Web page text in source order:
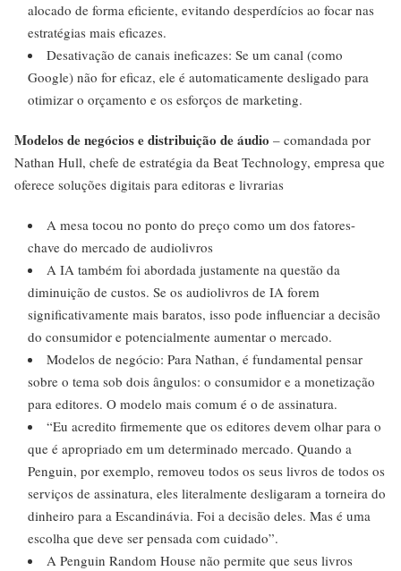
alocado de forma eficiente, evitando desperdícios ao focar nas
estratégias mais eficazes.
Desativação de canais ineficazes: Se um canal (como
Google) não for eficaz, ele é automaticamente desligado para
otimizar o orçamento e os esforços de marketing.
Modelos de negócios e distribuição de áudio – comandada por
Nathan Hull, chefe de estratégia da Beat Technology, empresa que
oferece soluções digitais para editoras e livrarias
A mesa tocou no ponto do preço como um dos fatores-
chave do mercado de audiolivros
A IA também foi abordada justamente na questão da
diminuição de custos. Se os audiolivros de IA forem
significativamente mais baratos, isso pode influenciar a decisão
do consumidor e potencialmente aumentar o mercado.
Modelos de negócio: Para Nathan, é fundamental pensar
sobre o tema sob dois ângulos: o consumidor e a monetização
para editores. O modelo mais comum é o de assinatura.
“Eu acredito firmemente que os editores devem olhar para o
que é apropriado em um determinado mercado. Quando a
Penguin, por exemplo, removeu todos os seus livros de todos os
serviços de assinatura, eles literalmente desligaram a torneira do
dinheiro para a Escandinávia. Foi a decisão deles. Mas é uma
escolha que deve ser pensada com cuidado”.
A Penguin Random House não permite que seus livros